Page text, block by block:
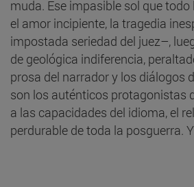
muda. Ese impasible sol que
el amor incipiente, la tragedia
impostada seriedad del juez–,
de geológica indiferencia,
prosa del narrador y los diálogos
son los auténticos protagonistas
a las capacidades del idioma, el
perdurable de toda la posguerra.